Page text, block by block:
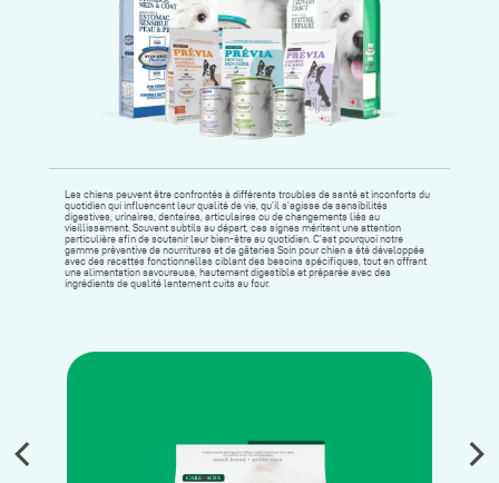
Les chiens peuvent être confrontés à différents troubles de santé et inconforts du
quotidien qui influencent leur qualité de vie, qu’il s’agisse de sensibilités
digestives, urinaires, dentaires, articulaires ou de changements liés au
vieillissement. Souvent subtils au départ, ces signes méritent une attention
particulière afin de soutenir leur bien-être au quotidien. C’est pourquoi notre
gamme préventive de nourritures et de gâteries Soin pour chien a été développée
avec des recettes fonctionnelles ciblant des besoins spécifiques, tout en offrant
une alimentation savoureuse, hautement digestible et préparée avec des
ingrédients de qualité lentement cuits au four.